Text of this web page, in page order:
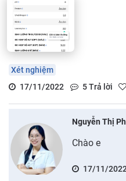
Xét nghiệm
17/11/2022
5Trả lời
Nguyễn Thị
Chào e
17/11/